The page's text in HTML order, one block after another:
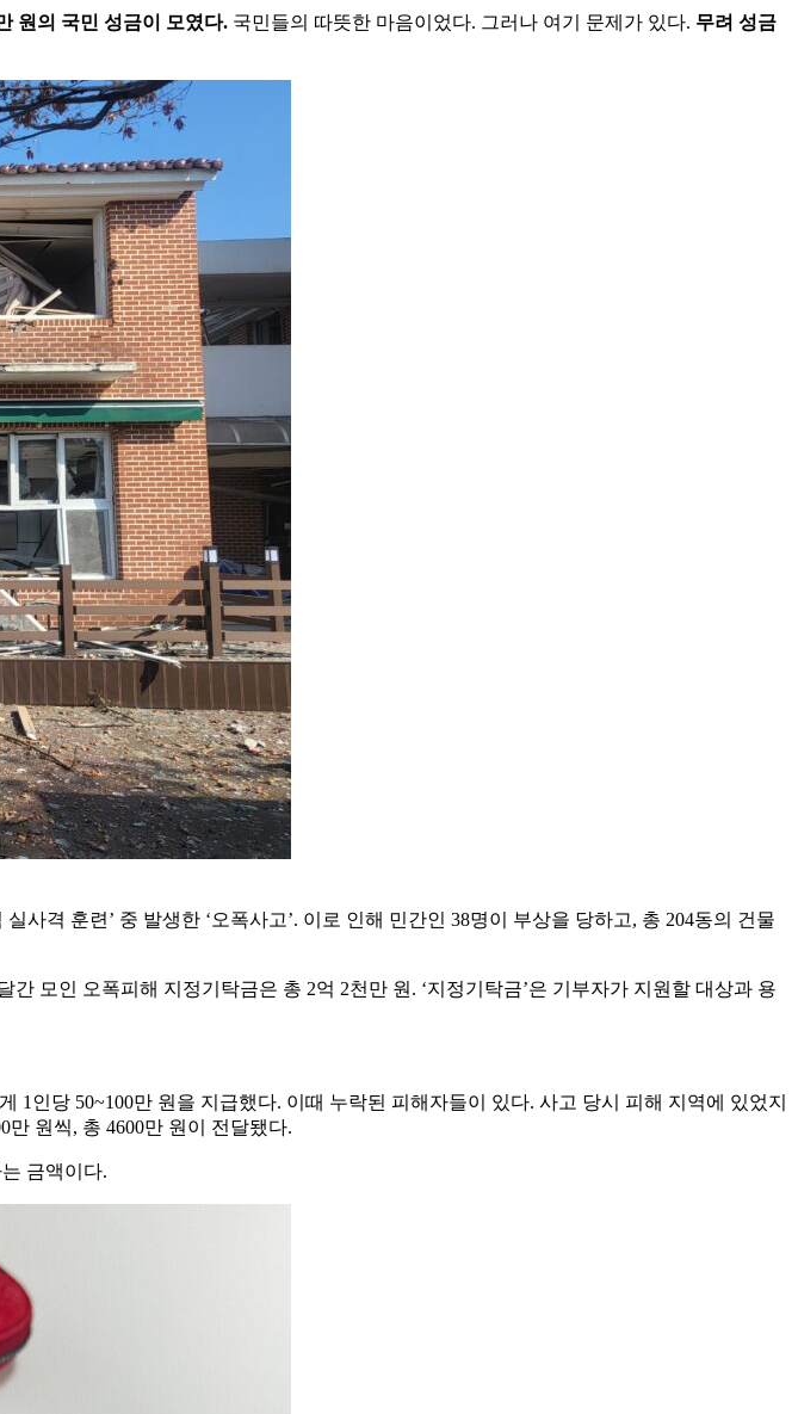
원의 국민 성금이 모였다. 국민들의 따뜻한 마음이었다. 그러나 여기 문제가 있다. 무려 성금
실사격 훈련’ 중 발생한 ‘오폭사고’. 이로 인해 민간인 38명이 부상을 당하고, 총 204동의 건물
모인 오폭피해 지정기탁금은 총 2억 2천만 원. ‘지정기탁금’은 기부자가 지원할 대상과 용
인당 50~100만 원을 지급했다. 이때 누락된 피해자들이 있다. 사고 당시 피해 지역에 있었지
원씩, 총 4600만 원이 전달됐다.
금액이다.